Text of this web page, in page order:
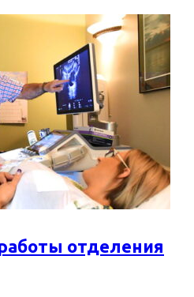
отделения